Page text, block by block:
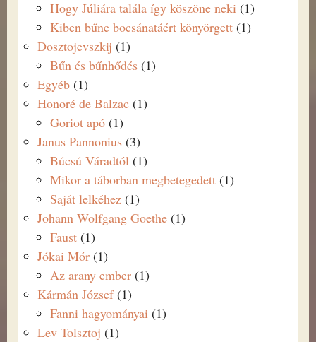
Hogy Júliára talála így köszöne neki (1)
Kiben bűne bocsánatáért könyörgett (1)
Dosztojevszkij (1)
Bűn és bűnhődés (1)
Egyéb (1)
Honoré de Balzac (1)
Goriot apó (1)
Janus Pannonius (3)
Búcsú Váradtól (1)
Mikor a táborban megbetegedett (1)
Saját lelkéhez (1)
Johann Wolfgang Goethe (1)
Faust (1)
Jókai Mór (1)
Az arany ember (1)
Kármán József(1)
Fanni hagyományai (1)
Lev Tolsztoj (1)